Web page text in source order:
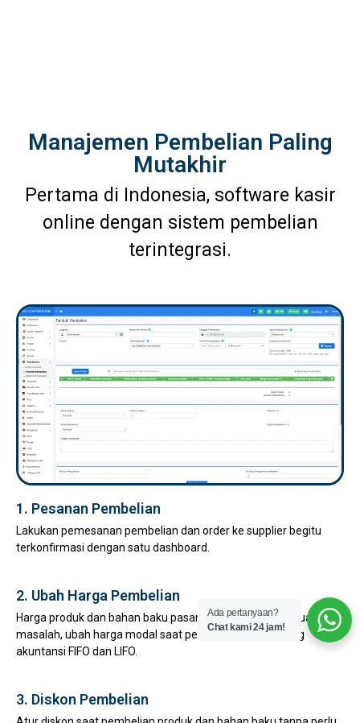
Manajemen Pembelian Paling
Mutakhir
Pertama di Indonesia, software kasir
online dengan sistem pembelian
terintegrasi.
1. Pesanan Pembelian
Lakukan pemesanan pembelian dan order ke supplier begitu
terkonfirmasi dengan satu dashboard.
2. Ubah Harga Pembelian
Harga produk dan bahan baku pasang surut bukan lagi suatu
masalah, ubah harga modal saat pembelian, mendukung
akuntansi FIFO dan LIFO.
3. Diskon Pembelian
Ada pertanyaan?
Chat kami 24 jam!